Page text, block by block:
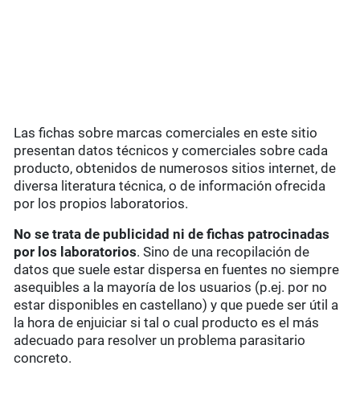
Las fichas sobre marcas comerciales en este sitio
presentan datos técnicos y comerciales sobre cada
producto, obtenidos de numerosos sitios internet, de
diversa literatura técnica, o de información ofrecida
por los propios laboratorios.
No se trata de publicidad ni de fichas patrocinadas
por los laboratorios. Sino de una recopilación de
datos que suele estar dispersa en fuentes no siempre
asequibles a la mayoría de los usuarios (p.ej. por no
estar disponibles en castellano) y que puede ser útil a
la hora de enjuiciar si tal o cual producto es el más
adecuado para resolver un problema parasitario
concreto.